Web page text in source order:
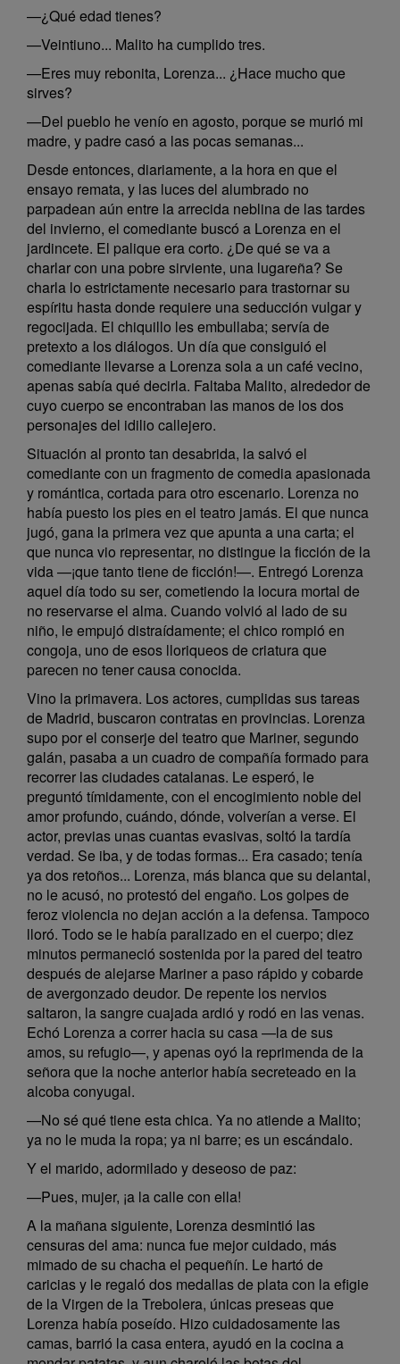
—¿Qué edad tienes?
—Veintiuno... Malito ha cumplido tres.
—Eres muy rebonita, Lorenza... ¿Hace mucho que
sirves?
—Del pueblo he venío en agosto, porque se murió mi
madre, y padre casó a las pocas semanas...
Desde entonces, diariamente, a la hora en que el
ensayo remata, y las luces del alumbrado no
parpadean aún entre la arrecida neblina de las tardes
del invierno, el comediante buscó a Lorenza en el
jardincete. El palique era corto. ¿De qué se va a
charlar con una pobre sirviente, una lugareña? Se
charla lo estrictamente necesario para trastornar su
espíritu hasta donde requiere una seducción vulgar y
regocijada. El chiquillo les embullaba; servía de
pretexto a los diálogos. Un día que consiguió el
comediante llevarse a Lorenza sola a un café vecino,
apenas sabía qué decirla. Faltaba Malito, alrededor de
cuyo cuerpo se encontraban las manos de los dos
personajes del idilio callejero.
Situación al pronto tan desabrida, la salvó el
comediante con un fragmento de comedia apasionada
y romántica, cortada para otro escenario. Lorenza no
había puesto los pies en el teatro jamás. El que nunca
jugó, gana la primera vez que apunta a una carta; el
que nunca vio representar, no distingue la ficción de la
vida —¡que tanto tiene de ficción!—. Entregó Lorenza
aquel día todo su ser, cometiendo la locura mortal de
no reservarse el alma. Cuando volvió al lado de su
niño, le empujó distraídamente; el chico rompió en
congoja, uno de esos lloriqueos de criatura que
parecen no tener causa conocida.
Vino la primavera. Los actores, cumplidas sus tareas
de Madrid, buscaron contratas en provincias. Lorenza
supo por el conserje del teatro que Mariner, segundo
galán, pasaba a un cuadro de compañía formado para
recorrer las ciudades catalanas. Le esperó, le
preguntó tímidamente, con el encogimiento noble del
amor profundo, cuándo, dónde, volverían a verse. El
actor, previas unas cuantas evasivas, soltó la tardía
verdad. Se iba, y de todas formas... Era casado; tenía
ya dos retoños... Lorenza, más blanca que su delantal,
no le acusó, no protestó del engaño. Los golpes de
feroz violencia no dejan acción a la defensa. Tampoco
lloró. Todo se le había paralizado en el cuerpo; diez
minutos permaneció sostenida por la pared del teatro
después de alejarse Mariner a paso rápido y cobarde
de avergonzado deudor. De repente los nervios
saltaron, la sangre cuajada ardió y rodó en las venas.
Echó Lorenza a correr hacia su casa —la de sus
amos, su refugio—, y apenas oyó la reprimenda de la
señora que la noche anterior había secreteado en la
alcoba conyugal.
—No sé qué tiene esta chica. Ya no atiende a Malito;
ya no le muda la ropa; ya ni barre; es un escándalo.
Y el marido, adormilado y deseoso de paz:
—Pues, mujer, ¡a la calle con ella!
A la mañana siguiente, Lorenza desmintió las
censuras del ama: nunca fue mejor cuidado, más
mimado de su chacha el pequeñín. Le hartó de
caricias y le regaló dos medallas de plata con la efigie
de la Virgen de la Trebolera, únicas preseas que
Lorenza había poseído. Hizo cuidadosamente las
camas, barrió la casa entera, ayudó en la cocina a